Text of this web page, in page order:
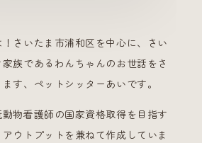
さいたま市浦和区を中心に、さい
族であるわんちゃんのお世話をさ
す、ペットシッターあいです。
物看護師の国家資格取得を目指す
ウトプットを兼ねて作成していま